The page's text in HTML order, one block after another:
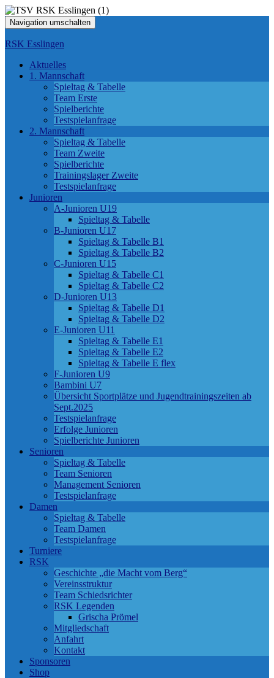
Navigation umschalten
RSK Esslingen
Aktuelles
1. Mannschaft
Spieltag & Tabelle
Team Erste
Spielberichte
Testspielanfrage
2. Mannschaft
Spieltag & Tabelle
Team Zweite
Spielberichte
Trainingslager Zweite
Testspielanfrage
Junioren
A-Junioren U19
Spieltag & Tabelle
B-Junioren U17
Spieltag & Tabelle B1
Spieltag & Tabelle B2
C-Junioren U15
Spieltag & Tabelle C1
Spieltag & Tabelle C2
D-Junioren U13
Spieltag & Tabelle D1
Spieltag & Tabelle D2
E-Junioren U11
Spieltag & Tabelle E1
Spieltag & Tabelle E2
Spieltag & Tabelle E flex
F-Junioren U9
Bambini U7
Übersicht Sportplätze und Jugendtrainingszeiten ab
Sept.2025
Testspielanfrage
Erfolge Junioren
Spielberichte Junioren
Senioren
Spieltag & Tabelle
Team Senioren
Management Senioren
Testspielanfrage
Damen
Spieltag & Tabelle
Team Damen
Testspielanfrage
Turniere
RSK
Geschichte „die Macht vom Berg“
Vereinsstruktur
Team Schiedsrichter
RSK Legenden
Grischa Prömel
Mitgliedschaft
Anfahrt
Kontakt
Sponsoren
Shop